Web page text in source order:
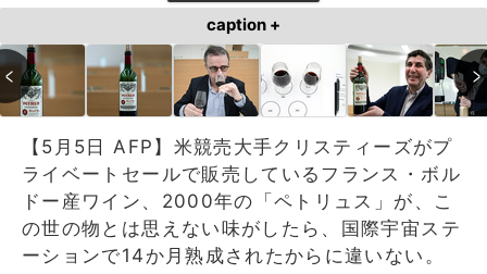
caption +
【5月5日 AFP】米競売大手クリスティーズがプ
ライベートセールで販売しているフランス・ボル
ドー産ワイン、2000年の「ペトリュス」が、こ
の世の物とは思えない味がしたら、国際宇宙ステ
ーションで14か月熟成されたからに違いない。